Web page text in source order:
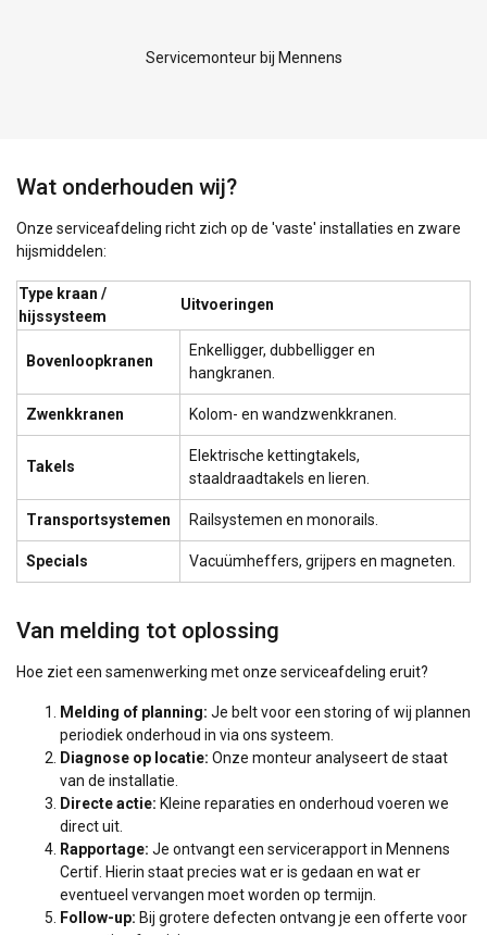
Servicemonteur bij Mennens
Wat onderhouden wij?
Onze serviceafdeling richt zich op de 'vaste' installaties en zware
hijsmiddelen:
Type kraan /
hijssysteem
Uitvoeringen
Bovenloopkranen
Enkelligger, dubbelligger en
hangkranen.
Zwenkkranen Kolom- en wandzwenkkranen.
Takels
Elektrische kettingtakels,
staaldraadtakels en lieren.
Transportsystemen Railsystemen en monorails.
Specials Vacuümheffers, grijpers en magneten.
Van melding tot oplossing
Hoe ziet een samenwerking met onze serviceafdeling eruit?
Melding of planning: Je belt voor een storing of wij plannen
periodiek onderhoud in via ons systeem.
Diagnose op locatie: Onze monteur analyseert de staat
van de installatie.
Directe actie: Kleine reparaties en onderhoud voeren we
direct uit.
Rapportage: Je ontvangt een servicerapport in Mennens
Certif. Hierin staat precies wat er is gedaan en wat er
eventueel vervangen moet worden op termijn.
Follow-up: Bij grotere defecten ontvang je een offerte voor
Functioneel Niet-geclassificeerd
ALLES ACCEPTEREN
ALLES AFWIJZEN
DETAILS WEERGEVEN
Cookie Policy